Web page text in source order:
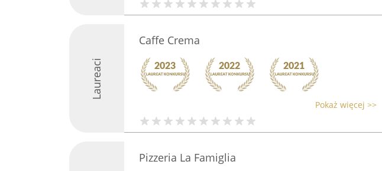
Laureaci
Caffe Crema
Pokaż więcej >>
Pizzeria La Famiglia